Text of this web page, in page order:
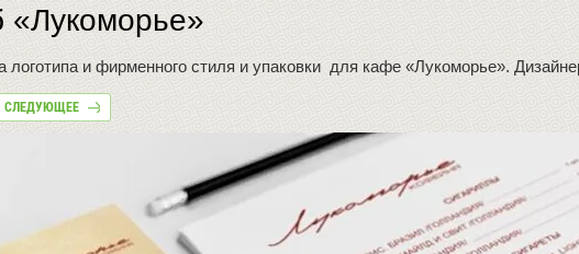
«Лукоморье»
логотипа и фирменного стиля и упаковки для кафе «Лукоморье».
СЛЕДУЮЩЕЕ